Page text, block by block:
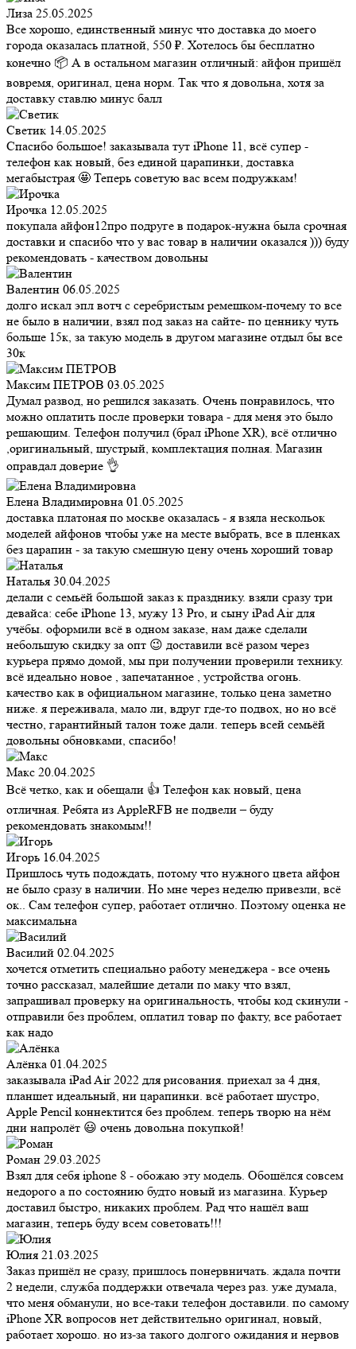
Лиза 25.05.2025
Все хорошо, единственный минус что доставка до моего
города оказалась платной, 550 ₽. Хотелось бы бесплатно
конечно 📦 А в остальном магазин отличный: айфон пришёл
вовремя, оригинал, цена норм. Так что я довольна, хотя за
доставку ставлю минус балл
Светик 14.05.2025
Спасибо большое! заказывала тут iPhone 11, всё супер -
телефон как новый, без единой царапинки, доставка
мегабыстрая 🤩 Теперь советую вас всем подружкам!
Ирочка 12.05.2025
покупала айфон12про подруге в подарок-нужна была срочная
доставки и спасибо что у вас товар в наличии оказался ))) буду
рекомендовать - качеством довольны
Валентин 06.05.2025
долго искал эпл вотч с серебристым ремешком-почему то все
не было в наличии, взял под заказ на сайте- по ценнику чуть
больше 15к, за такую модель в другом магазине отдыл бы все
30к
Максим ПЕТРОВ 03.05.2025
Думал развод, но решился заказать. Очень понравилось, что
можно оплатить после проверки товара - для меня это было
решающим. Телефон получил (брал iPhone XR), всё отлично
,оригинальный, шустрый, комплектация полная. Магазин
оправдал доверие 👌
Елена Владимировна 01.05.2025
доставка платоная по москве оказалась - я взяла нескольок
моделей айфонов чтобы уже на месте выбрать, все в пленках
без царапин - за такую смешную цену очень хороший товар
Наталья 30.04.2025
делали с семьёй большой заказ к празднику. взяли сразу три
девайса: себе iPhone 13, мужу 13 Pro, и сыну iPad Air для
учёбы. оформили всё в одном заказе, нам даже сделали
небольшую скидку за опт 😉 доставили всё разом через
курьера прямо домой, мы при получении проверили технику.
всё идеально новое , запечатанное , устройства огонь.
качество как в официальном магазине, только цена заметно
ниже. я переживала, мало ли, вдруг где-то подвох, но но всё
честно, гарантийный талон тоже дали. теперь всей семьёй
довольны обновками, спасибо!
Макс 20.04.2025
Всё четко, как и обещали 👍 Телефон как новый, цена
отличная. Ребята из AppleRFB не подвели – буду
рекомендовать знакомым!!
Игорь 16.04.2025
Пришлось чуть подождать, потому что нужного цвета айфон
не было сразу в наличии. Но мне через неделю привезли, всё
ок.. Сам телефон супер, работает отлично. Поэтому оценка не
максимальна
Василий 02.04.2025
хочется отметить специально работу менеджера - все очень
точно рассказал, малейшие детали по маку что взял,
запрашивал проверку на оригинальность, чтобы код скинули -
отправили без проблем, оплатил товар по факту, все работает
как надо
Алёнка 01.04.2025
заказывала iPad Air 2022 для рисования. приехал за 4 дня,
планшет идеальный, ни царапинки. всё работает шустро,
Apple Pencil коннектится без проблем. теперь творю на нём
дни напролёт 😃 очень довольна покупкой!
Роман 29.03.2025
Взял для себя iphone 8 - обожаю эту модель. Обошёлся совсем
недорого а по состоянию будто новый из магазина. Курьер
доставил быстро, никаких проблем. Рад что нашёл ваш
магазин, теперь буду всем советовать!!!
Юлия 21.03.2025
Заказ пришёл не сразу, пришлось понервничать. ждала почти
2 недели, служба поддержки отвечала через раз. уже думала,
что меня обманули, но все-таки телефон доставили. по самому
iPhone XR вопросов нет действительно оригинал, новый,
работает хорошо. но из-за такого долгого ожидания и нервов